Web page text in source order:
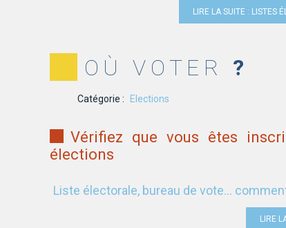
LIRE LA SUITE : LISTES
OÙ VOTER ?
Catégorie : Elections
Vérifiez que vous êtes
élections
Liste électorale, bureau de vote...
LIRE